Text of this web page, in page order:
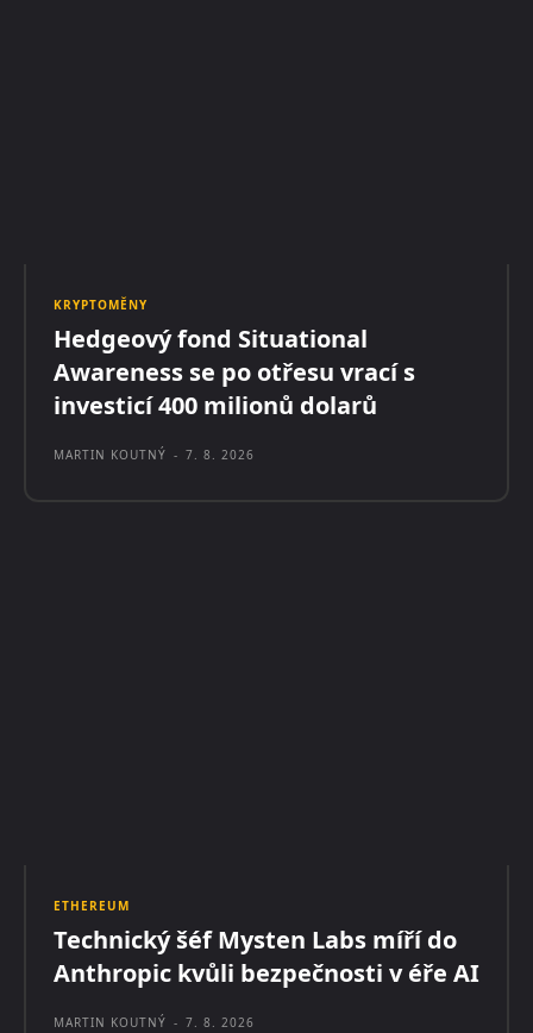
KRYPTOMĚNY
Hedgeový fond Situational
Awareness se po otřesu vrací s
investicí 400 milionů dolarů
MARTIN KOUTNÝ - 7. 8. 2026
ETHEREUM
Technický šéf Mysten Labs míří do
Anthropic kvůli bezpečnosti v éře AI
MARTIN KOUTNÝ - 7. 8. 2026